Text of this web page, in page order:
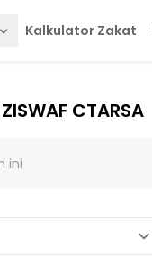
Kalkulator Zakat
CTARSA
ini